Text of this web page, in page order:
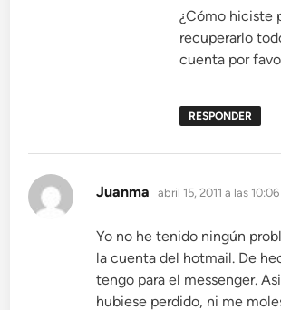
¿Cómo hiciste
recuperarlo
cuenta por
RESPONDER
Juanma dice:
abril 15, 2011 a las
Yo no he tenido ningún
la cuenta del hotmail. De
tengo para el messenger.
hubiese perdido, ni me